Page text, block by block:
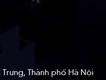
Trưng, Thành phố Hà Nội